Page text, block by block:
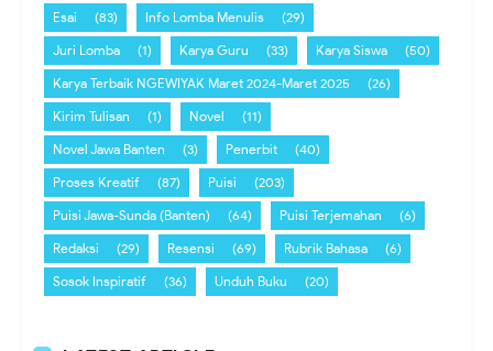
Esai
(83) Info Lomba Menulis
(29)
Juri Lomba
(1) Karya Guru (33) Karya Siswa
(50)
Karya Terbaik NGEWIYAK Maret 2024-Maret 2025
(26)
Kirim Tulisan
(1) Novel
(11)
Novel Jawa Banten
(3) Penerbit
(40)
Proses Kreatif
(87) Puisi
(203)
Puisi Jawa-Sunda (Banten)
(64) Puisi Terjemahan
(6)
Redaksi
(29) Resensi (69) Rubrik Bahasa
(6)
Sosok Inspiratif
(36) Unduh Buku (20)